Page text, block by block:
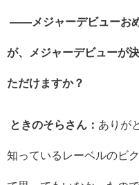
――メジャーデビューお
が、メジャーデビューが
ただけますか？
ときのそらさん： ありが
知っているレーベルのビ